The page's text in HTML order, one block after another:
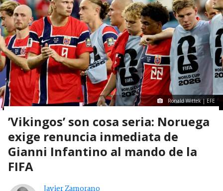
Ronald Wittek | EFE
’Vikingos’ son cosa seria: Noruega
exige renuncia inmediata de
Gianni Infantino al mando de la
FIFA